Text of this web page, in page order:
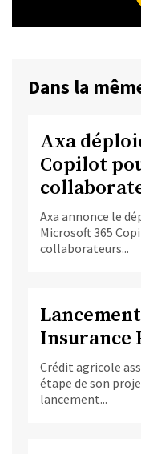
Dans la
Axa
Copilot
Axa annonce le
Microsoft 365
collaborateurs...
Insurance
Crédit agricole
étape de son
lancement...